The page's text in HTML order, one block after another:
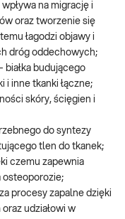
na migrację i
oraz tworzenie się
łagodzi objawy i
dróg oddechowych;
budującego
i inne tkanki łączne;
skóry, ścięgien i
do syntezy
tlen do tkanek;
czemu zapewnia
osteoporozie;
procesy zapalne dzięki
udziałowi w